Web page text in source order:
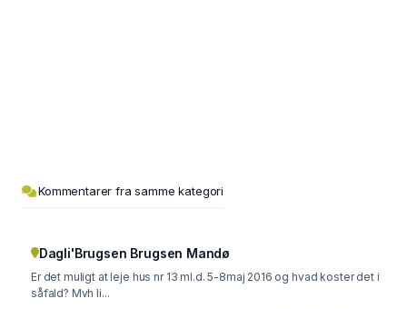
Kommentarer fra samme kategori
Dagli'Brugsen Brugsen Mandø
Er det muligt at leje hus nr 13 ml.d. 5-8maj 2016 og hvad koster det i
såfald? Mvh li...